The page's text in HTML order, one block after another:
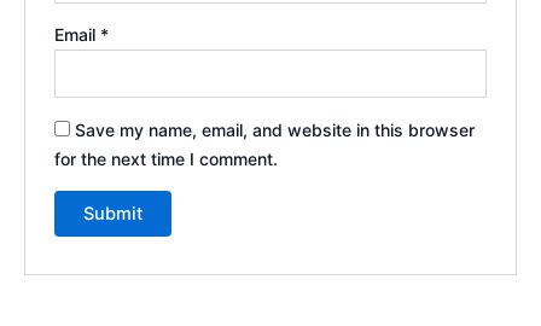
Email *
Save my name, email, and website in this browser
for the next time I comment.